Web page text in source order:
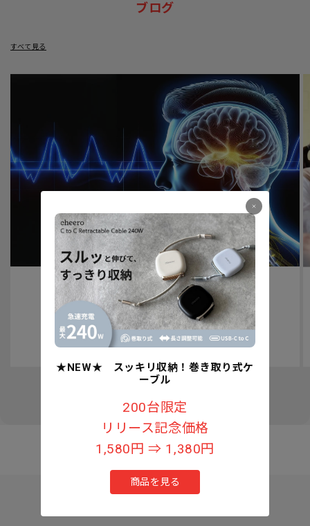
ブログ
すべて見る
認知症予防への取り組みについて
★NEW★ スッキリ収納！巻き取り式ケ
ーブル
200台限定
リリース記念価格
1,580円 ⇒ 1,380円
商品を見る